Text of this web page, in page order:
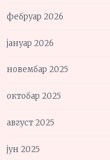
фебруар 2026
јануар 2026
новембар 2025
октобар 2025
август 2025
јун 2025